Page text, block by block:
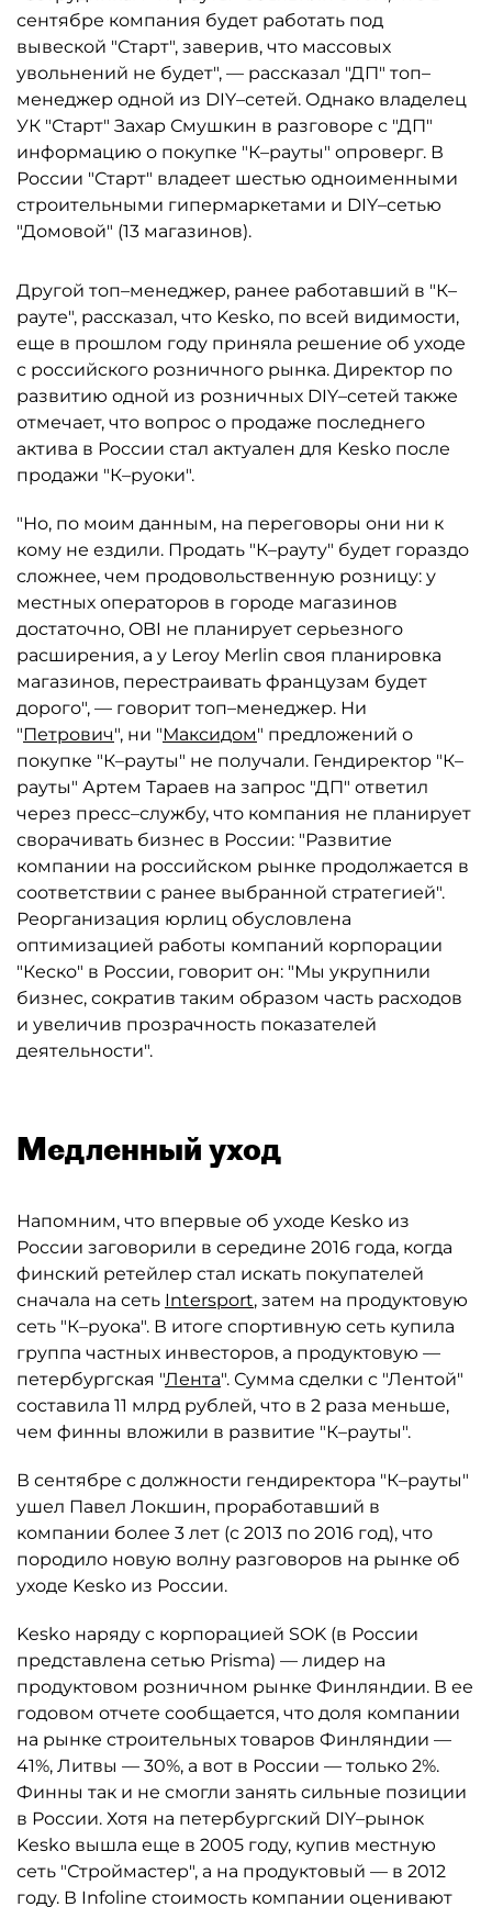
сентябре компания будет работать под
вывеской "Старт", заверив, что массовых
увольнений не будет", — рассказал "ДП" топ–
менеджер одной из DIY–сетей. Однако владелец
УК "Старт" Захар Смушкин в разговоре с "ДП"
информацию о покупке "К–рауты" опроверг. В
России "Старт" владеет шестью одноименными
строительными гипермаркетами и DIY–сетью
"Домовой" (13 магазинов).
Другой топ–менеджер, ранее работавший в "К–
рауте", рассказал, что Kesko, по всей видимости,
еще в прошлом году приняла решение об уходе
с российского розничного рынка. Директор по
развитию одной из розничных DIY–сетей также
отмечает, что вопрос о продаже последнего
актива в России стал актуален для Kesko после
продажи "К–руоки".
"Но, по моим данным, на переговоры они ни к
кому не ездили. Продать "К–рауту" будет гораздо
сложнее, чем продовольственную розницу: у
местных операторов в городе магазинов
достаточно, OBI не планирует серьезного
расширения, а у Leroy Merlin своя планировка
магазинов, перестраивать французам будет
дорого", — говорит топ–менеджер. Ни
"Петрович", ни "Максидом" предложений о
покупке "К–рауты" не получали. Гендиректор "К–
рауты" Артем Тараев на запрос "ДП" ответил
через пресс–службу, что компания не планирует
сворачивать бизнес в России: "Развитие
компании на российском рынке продолжается в
соответствии с ранее выбранной стратегией".
Реорганизация юрлиц обусловлена
оптимизацией работы компаний корпорации
"Кеско" в России, говорит он: "Мы укрупнили
бизнес, сократив таким образом часть расходов
и увеличив прозрачность показателей
деятельности".
Медленный уход
Напомним, что впервые об уходе Kesko из
России заговорили в середине 2016 года, когда
финский ретейлер стал искать покупателей
сначала на сеть Intersport, затем на продуктовую
сеть "К–руока". В итоге спортивную сеть купила
группа частных инвесторов, а продуктовую —
петербургская "Лента". Сумма сделки с "Лентой"
составила 11 млрд рублей, что в 2 раза меньше,
чем финны вложили в развитие "К–рауты".
В сентябре с должности гендиректора "К–рауты"
ушел Павел Локшин, проработавший в
компании более 3 лет (с 2013 по 2016 год), что
породило новую волну разговоров на рынке об
уходе Kesko из России.
Kesko наряду с корпорацией SOK (в России
представлена сетью Prisma) — лидер на
продуктовом розничном рынке Финляндии. В ее
годовом отчете сообщается, что доля компании
на рынке строительных товаров Финляндии —
41%, Литвы — 30%, а вот в России — только 2%.
Финны так и не смогли занять сильные позиции
в России. Хотя на петербургский DIY–рынок
Kesko вышла еще в 2005 году, купив местную
сеть "Строймастер", а на продуктовый — в 2012
году. В Infoline стоимость компании оценивают